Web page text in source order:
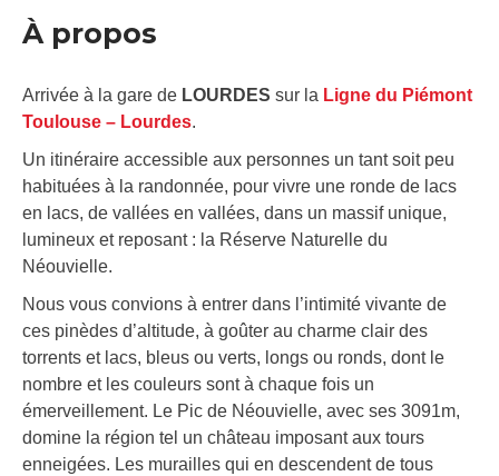
À propos
Arrivée à la gare de LOURDES sur la Ligne du Piémont
Toulouse – Lourdes.
Un itinéraire accessible aux personnes un tant soit peu
habituées à la randonnée, pour vivre une ronde de lacs
en lacs, de vallées en vallées, dans un massif unique,
lumineux et reposant : la Réserve Naturelle du
Néouvielle.
Nous vous convions à entrer dans l’intimité vivante de
ces pinèdes d’altitude, à goûter au charme clair des
torrents et lacs, bleus ou verts, longs ou ronds, dont le
nombre et les couleurs sont à chaque fois un
émerveillement. Le Pic de Néouvielle, avec ses 3091m,
domine la région tel un château imposant aux tours
enneigées. Les murailles qui en descendent de tous